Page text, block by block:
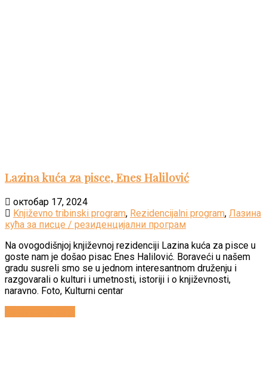
Lazina kuća za pisce, Enes Halilović
октобар 17, 2024
Književno tribinski program, Rezidencijalni program, Лазина
кућа за писце / резиденцијални програм
Na ovogodišnjoj književnoj rezidenciji Lazina kuća za pisce u
goste nam je došao pisac Enes Halilović. Boraveći u našem
gradu susreli smo se u jednom interesantnom druženju i
razgovarali o kulturi i umetnosti, istoriji i o književnosti,
naravno. Foto, Kulturni centar